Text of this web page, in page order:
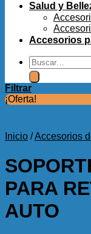
Salud y
Accesorios
Buscar
por:
Filtrar
¡Oferta!
Inicio /Accesorios
PARA
AUTO